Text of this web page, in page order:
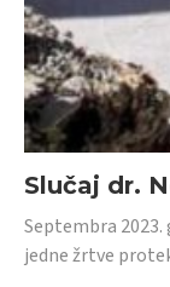
Slučaj dr.
Septembra
jedne žrtve